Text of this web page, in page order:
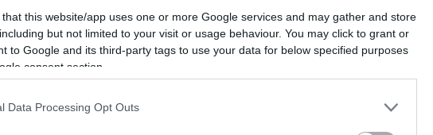
that this website/app uses one or more Google services and may gather and store
but not limited to your visit or usage behaviour. You may click to grant or
to Google and its third-party tags to use your data for below specified purposes
consent section.
Data Processing Opt Outs
az elmúlt évtizedekben lerakták az alapot, most a
szólított fel Trócsányi László, aki szerint a munkában mindenkire szükség van.
János köztársasági elnök volt, válogatást kínált az eddigi bálok legjobb